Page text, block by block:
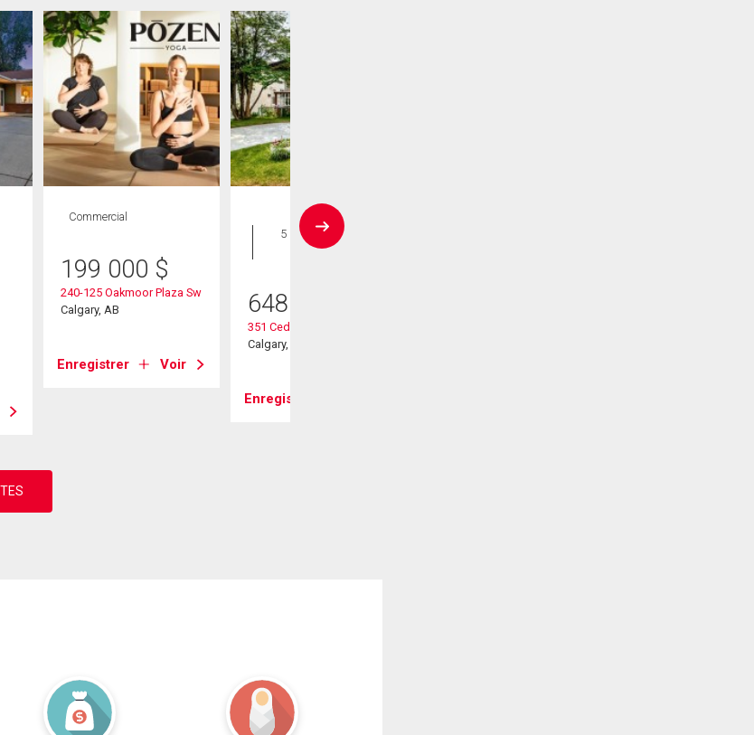
Commercial
199 000 $
240-125 Oakmoor Plaza Sw
Calgary, AB
Enregistrer Voir
Maison
5 CAC , 3
SDB
648 000
351 Cedarpark Drive Sw
Calgary, AB
Enregistrer